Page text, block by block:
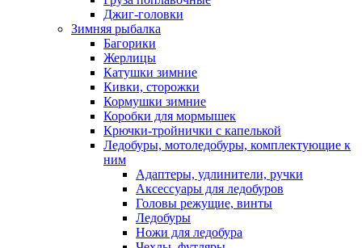
Джиг-головки
Зимняя рыбалка
Багорики
Жерлицы
Катушки зимние
Кивки, сторожки
Кормушки зимние
Коробки для мормышек
Крючки-тройнички с капелькой
Ледобуры, мотоледобуры, комплектующие к
ним
Адаптеры, удлинители, ручки
Аксессуары для ледобуров
Головы режущие, винты
Ледобуры
Ножи для ледобура